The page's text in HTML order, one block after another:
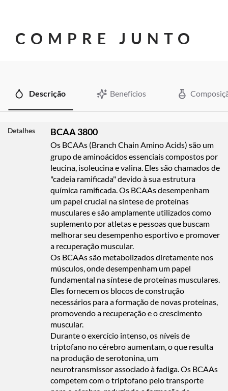
COMPRE JUNTO
Descrição Benefícios
Detalhes BCAA 3800
Os BCAAs (Branch Chain Amino Acids) são um
grupo de aminoácidos essenciais compostos por
leucina, isoleucina e valina. Eles são chamados de
"cadeia ramificada" devido à sua estrutura
química ramificada. Os BCAAs desempenham
um papel crucial na síntese de proteínas
musculares e são amplamente utilizados como
suplemento por atletas e pessoas que buscam
melhorar seu desempenho esportivo e promover
a recuperação muscular.
Os BCAAs são metabolizados diretamente nos
músculos, onde desempenham um papel
fundamental na síntese de proteínas musculares.
Eles fornecem os blocos de construção
necessários para a formação de novas proteínas,
promovendo a recuperação e o crescimento
muscular.
Durante o exercício intenso, os níveis de
triptofano no cérebro aumentam, o que resulta
na produção de serotonina, um
neurotransmissor associado à fadiga. Os BCAAs
competem com o triptofano pelo transporte